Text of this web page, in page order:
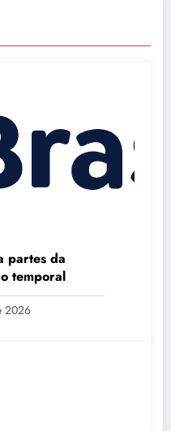
partes da
temporal
2026